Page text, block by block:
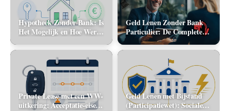
Hypotheek Zonder Bank: Is
Het Mogelijk en Hoe Werkt
Geld Lenen Zonder Bank
Particulier: De Complete
Gids (2026)
Private Lease met een WW-
uitkering: Acceptatie-eisen
Geld Lenen met Bijstand
(Participatiewet): Sociale